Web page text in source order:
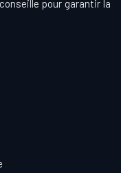
pour garantir la